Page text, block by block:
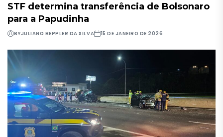
STF determina transferência de Bolsonaro
para a Papudinha
BYJULIANO BEPPLER DA SILVA 15 DE JANEIRO DE 2026